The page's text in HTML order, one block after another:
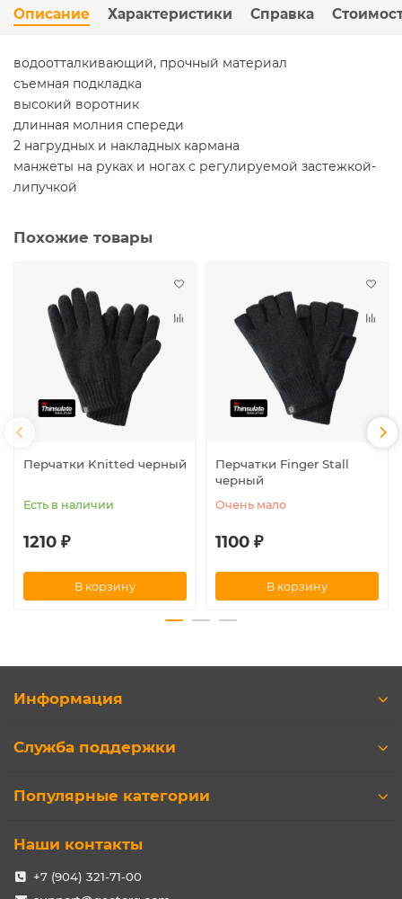
Описание Характеристики Справка
водоотталкивающий, прочный материал
съемная подкладка
высокий воротник
длинная молния спереди
2 нагрудных и накладных кармана
манжеты на руках и ногах с регулируемой застежкой-
липучкой
Похожие товары
Перчатки Knitted черный
Есть в наличии
1210 ₽
В корзину
Перчатки Finger Stall
черный
Очень мало
1100 ₽
В корзину
Информация
Служба поддержки
Популярные категории
Наши контакты
+7 (904) 321-71-00